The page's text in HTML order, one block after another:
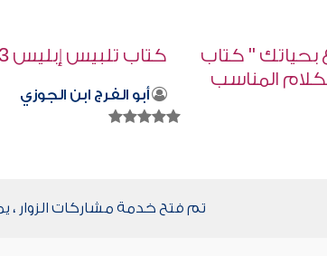
قراءة صوتية لكتاب
محمد العريفي
تم فتح خدمة مشاركات الزوار ،